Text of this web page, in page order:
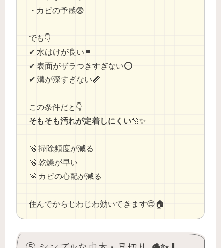
・カビの予感😨
でも👇
✔ 水はけが良い🚿
✔ 表面がザラつきすぎない⭕
✔ 溝が深すぎない📏
この条件だと👇
そもそも汚れが定着しにくい🫧✨
🫧 掃除頻度が減る
🫧 乾燥が早い
🫧 カビの心配が減る
住んでからじわじわ効いてきます😌🏠